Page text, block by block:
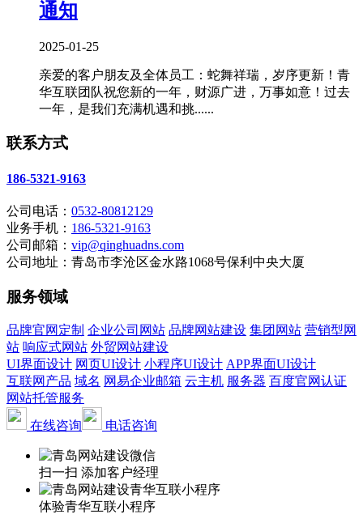
通知
2025-01-25
亲爱的客户朋友及全体员工：蛇舞祥瑞，岁序更新！青
华互联团队祝您新的一年，财源广进，万事如意！过去
一年，是我们充满机遇和挑......
联系方式
186-5321-9163
公司电话： 0532-80812129
业务手机： 186-5321-9163
公司邮箱： vip@qinghuadns.com
公司地址：青岛市李沧区金水路1068号保利中央大厦
服务领域
品牌官网定制 企业公司网站 品牌网站建设 集团网站 营销型网
站 响应式网站 外贸网站建设
UI界面设计 网页UI设计 小程序UI设计 APP界面UI设计
互联网产品 域名 网易企业邮箱 云主机 服务器 百度官网认证
网站托管服务
在线咨询
电话咨询
扫一扫 添加客户经理
体验青华互联小程序